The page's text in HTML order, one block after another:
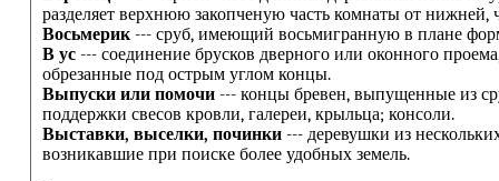
разделяет верхнюю закопченую часть комнаты от нижней,
Восьмерик--- сруб, имеющий восьмигранную в плане
В ус--- соединение брусков дверного или оконного
обрезанные под острым углом концы.
Выпуски или помочи--- концы бревен, выпущенные из
поддержки свесов кровли, галереи, крыльца; консоли.
Выставки, выселки, починки--- деревушки из
возникавшие при поиске более удобных земель.